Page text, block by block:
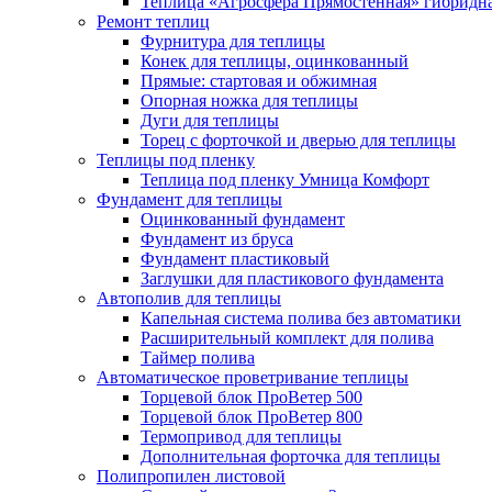
Ремонт теплиц
Фурнитура для теплицы
Конек для теплицы, оцинкованный
Прямые: стартовая и обжимная
Опорная ножка для теплицы
Дуги для теплицы
Торец с форточкой и дверью для теплицы
Теплицы под пленку
Теплица под пленку Умница Комфорт
Фундамент для теплицы
Оцинкованный фундамент
Фундамент из бруса
Фундамент пластиковый
Заглушки для пластикового фундамента
Автополив для теплицы
Капельная система полива без автоматики
Расширительный комплект для полива
Таймер полива
Автоматическое проветривание теплицы
Торцевой блок ПроВетер 500
Торцевой блок ПроВетер 800
Термопривод для теплицы
Дополнительная форточка для теплицы
Полипропилен листовой